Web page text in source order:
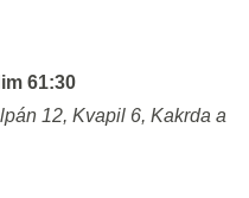
61:30
12, Kvapil 6, Kakrda a